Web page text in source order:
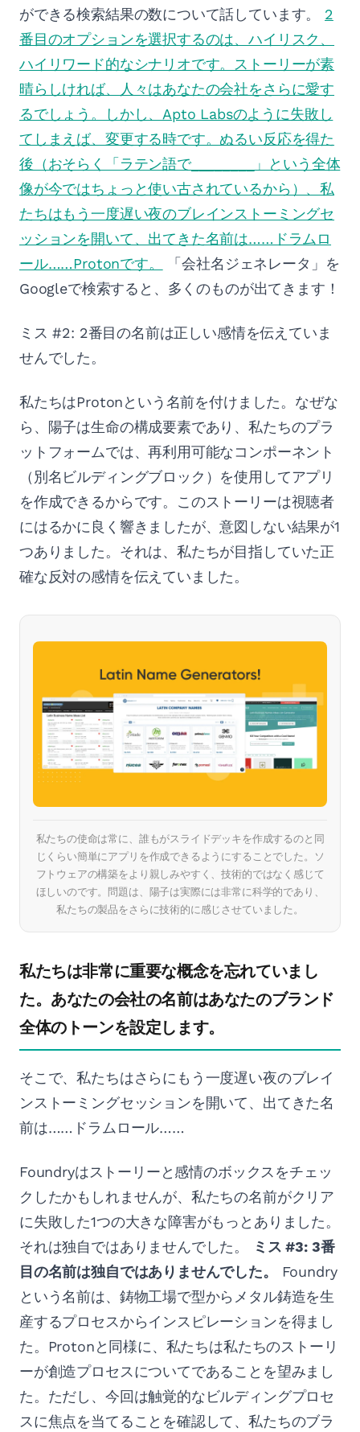
ができる検索結果の数について話しています。 2
番目のオプションを選択するのは、ハイリスク、
ハイリワード的なシナリオです。ストーリーが素
晴らしければ、人々はあなたの会社をさらに愛す
るでしょう。しかし、Apto Labsのように失敗し
てしまえば、変更する時です。ぬるい反応を得た
後（おそらく「ラテン語で________」という全体
像が今ではちょっと使い古されているから）、私
たちはもう一度遅い夜のブレインストーミングセ
ッションを開いて、出てきた名前は……ドラムロ
ール……Protonです。
「会社名ジェネレータ」を
Googleで検索すると、多くのものが出てきます！
ミス #2: 2番目の名前は正しい感情を伝えていま
せんでした。
私たちはProtonという名前を付けました。なぜな
ら、陽子は生命の構成要素であり、私たちのプラ
ットフォームでは、再利用可能なコンポーネント
（別名ビルディングブロック）を使用してアプリ
を作成できるからです。このストーリーは視聴者
にはるかに良く響きましたが、意図しない結果が1
つありました。それは、私たちが目指していた正
確な反対の感情を伝えていました。
私たちの使命は常に、誰もがスライドデッキを作成するのと同
じくらい簡単にアプリを作成できるようにすることでした。ソ
フトウェアの構築をより親しみやすく、技術的ではなく感じて
ほしいのです。問題は、陽子は実際には非常に科学的であり、
私たちの製品をさらに技術的に感じさせていました。
私たちは非常に重要な概念を忘れていまし
た。あなたの会社の名前はあなたのブランド
全体のトーンを設定します。
そこで、私たちはさらにもう一度遅い夜のブレイ
ンストーミングセッションを開いて、出てきた名
前は……ドラムロール……
Foundryはストーリーと感情のボックスをチェッ
クしたかもしれませんが、私たちの名前がクリア
に失敗した1つの大きな障害がもっとありました。
それは独自ではありませんでした。
ミス #3: 3番
目の名前は独自ではありませんでした。
Foundry
という名前は、鋳物工場で型からメタル鋳造を生
産するプロセスからインスピレーションを得まし
た。Protonと同様に、私たちは私たちのストーリ
ーが創造プロセスについてであることを望みまし
た。ただし、今回は触覚的なビルディングプロセ
スに焦点を当てることを確認して、私たちのブラ